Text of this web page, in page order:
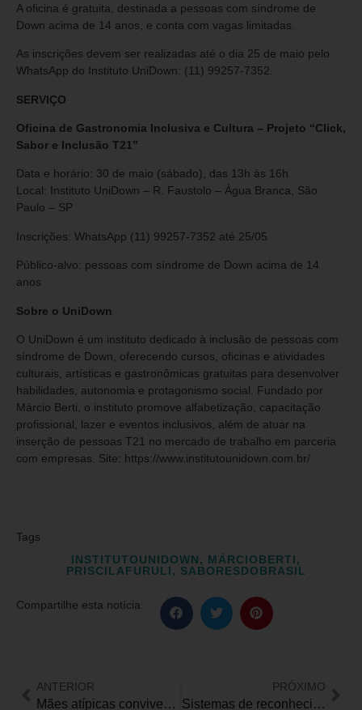
A oficina é gratuita, destinada a pessoas com síndrome de
Down acima de 14 anos, e conta com vagas limitadas.
As inscrições devem ser realizadas até o dia 25 de maio pelo
WhatsApp do Instituto UniDown: (11) 99257-7352.
SERVIÇO
Oficina de Gastronomia Inclusiva e Cultura – Projeto “Click,
Sabor e Inclusão T21”
Data e horário: 30 de maio (sábado), das 13h às 16h
Local: Instituto UniDown – R. Faustolo – Água Branca, São
Paulo – SP
Inscrições: WhatsApp (11) 99257-7352 até 25/05
Público-alvo: pessoas com síndrome de Down acima de 14
anos
Sobre o UniDown
O UniDown é um instituto dedicado à inclusão de pessoas com
síndrome de Down, oferecendo cursos, oficinas e atividades
culturais, artísticas e gastronômicas gratuitas para desenvolver
habilidades, autonomia e protagonismo social. Fundado por
Márcio Berti, o instituto promove alfabetização, capacitação
profissional, lazer e eventos inclusivos, além de atuar na
inserção de pessoas T21 no mercado de trabalho em parceria
com empresas. Site: https://www.institutounidown.com.br/
Tags
INSTITUTOUNIDOWN, MÁRCIOBERTI,
PRISCILAFURULI, SABORESDOBRASIL
Compartilhe esta notícia:
ANTERIOR
Mães atípicas convivem o desenvolvimento dos filhos nos detalhes do cotidiano
PRÓXIMO
Sistemas de reconhecimento facial reproduzem desigualdades sociais, aponta pesquisa